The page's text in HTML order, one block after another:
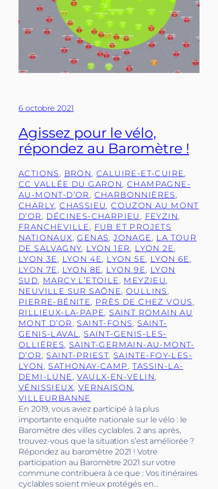
6 octobre 2021
Agissez pour le vélo,
répondez au Baromètre !
ACTIONS , BRON, CALUIRE-ET-CUIRE
CC VALLÉE DU GARON, CHAMPAGNE-
AU-MONT-D’OR , CHARBONNIÈRES
CHARLY, CHASSIEU , COUZON AU MONT
D’OR , DÉCINES-CHARPIEU , FEYZIN
FRANCHEVILLE , FUB ET PROJETS
NATIONAUX, GENAS, JONAGE , LA TOUR
DE SALVAGNY, LYON 1ER, LYON 2E
LYON 3E , LYON 4E, LYON 5E, LYON 6E
LYON 7E , LYON 8E, LYON 9E, LYON
SUD, MARCY L’ETOILE , MEYZIEU
NEUVILLE SUR SAÔNE, OULLINS
PIERRE-BÉNITE, PRÈS DE CHEZ VOUS
RILLIEUX-LA-PAPE, SAINT ROMAIN AU
MONT D’OR , SAINT-FONS, SAINT-
GENIS-LAVAL , SAINT-GENIS-LES-
OLLIÈRES, SAINT-GERMAIN-AU-MONT-
D’OR , SAINT-PRIEST, SAINTE-FOY-LES-
LYON , SATHONAY-CAMP , TASSIN-LA-
DEMI-LUNE , VAULX-EN-VELIN
VÉNISSIEUX, VERNAISON
VILLEURBANNE
En 2019, vous aviez participé à la plus
importante enquête nationale sur le vélo : le
Baromètre des villes cyclables. 2 ans après,
trouvez-vous que la situation s’est améliorée ?
Répondez au baromètre 2021 ! Votre
participation au Baromètre 2021 sur votre
commune contribuera à ce que : Vos itinéraires
cyclables soient mieux protégés en…